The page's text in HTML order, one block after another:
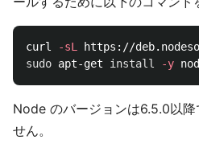
curl -sL https://
sudo apt-get install -y
Node のバージョンは6.5.0以降
せん。